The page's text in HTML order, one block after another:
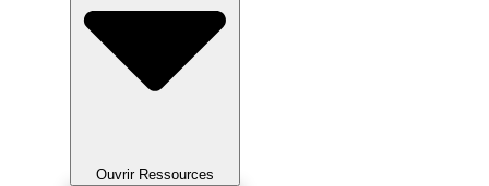
Ouvrir Ressources